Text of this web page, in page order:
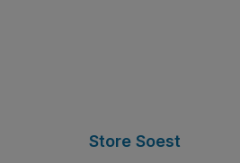
Store Soest